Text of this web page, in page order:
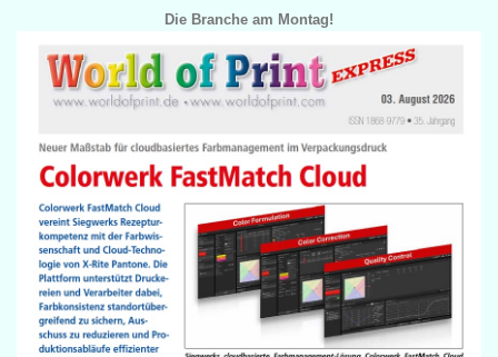
Die Branche am Montag!